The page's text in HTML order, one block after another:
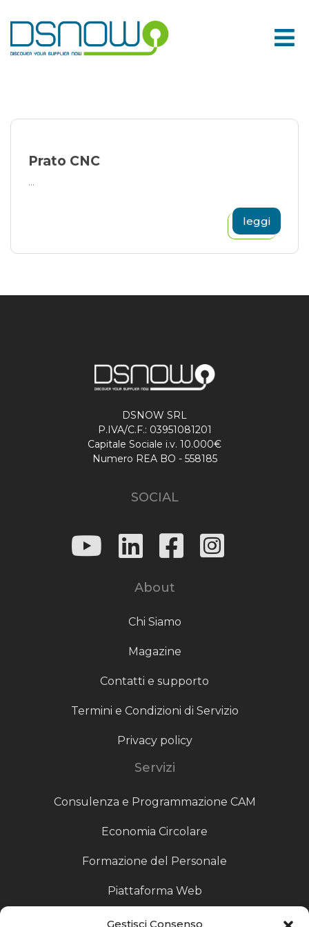
Gestisci Consenso
to
content
Prato CNC
...
leggi
DSNOW SRL
P.IVA/C.F.: 03951081201
Capitale Sociale i.v. 10.000€
Numero REA BO - 558185
SOCIAL
About
Chi Siamo
Magazine
Contatti e supporto
Termini e Condizioni di Servizio
Privacy policy
Servizi
Consulenza e Programmazione CAM
Economia Circolare
Formazione del Personale
Piattaforma Web
Scouting fornitori